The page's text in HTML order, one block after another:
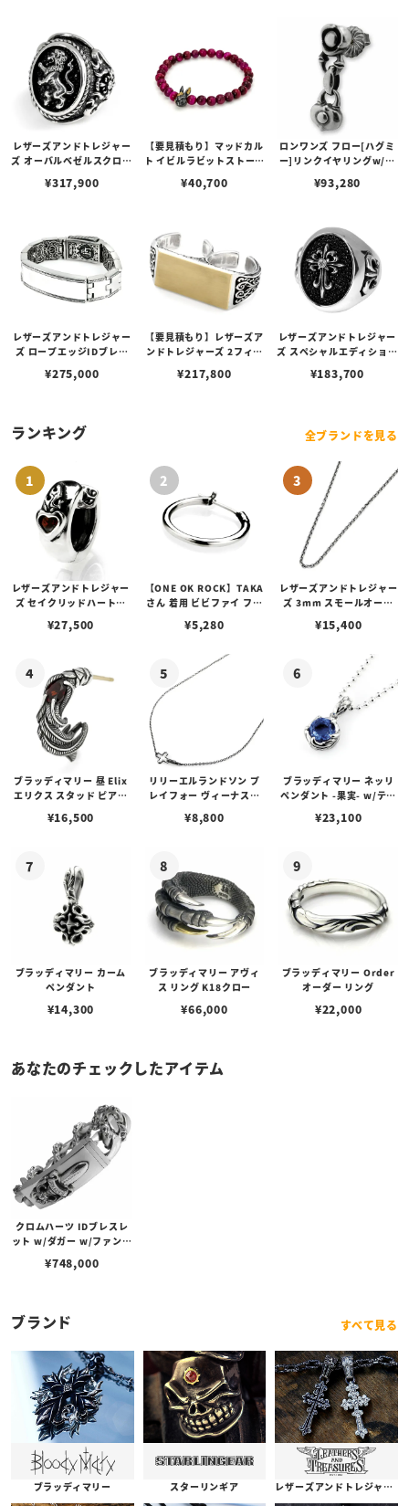
モンドカスタム
レザーズアンドトレジャー
ズ オーバルベゼルスクロー
オン w/ダイヤモンド（サ
¥317,900
【要見積もり】マッドカル
ト イビルラビットストーン
ガーアイ w/ゴールドメル
¥40,700
ロンワンズ フロー[ハグミ
ー]リンクイヤリングw/ハ
¥93,280
レザーズアンドトレジャー
ズ ロープエッジIDブレス
¥275,000
【要見積もり】レザーズア
ンドトレジャーズ 2フィン
ーンプレート
¥217,800
レザーズアンドトレジャー
ズ スペシャルエディション
ュクロス w/ダイヤモンド
¥183,700
ランキング 全ブランドを見る
レザーズアンドトレジャー
ズ セイクリッドハートピ
¥27,500
【ONE OK ROCK】TAKA
さん 着用 ビビファイ フー
¥5,280
レザーズアンドトレジャー
ズ 3mm スモールオーバ
ブスタークラスプ＆LTロ
¥15,400
ブラッディマリー 昼 Elix
エリクス スタッド ピアス
¥16,500
リリーエルランドソン プ
レイフォー ヴィーナスチ
¥8,800
ブラッディマリー ネッリ
ペンダント -果実- w/ティ
¥23,100
ブラッディマリー カーム
ペンダント
¥14,300
ブラッディマリー アヴィ
ス リング K18クロー
¥66,000
ブラッディマリー Order
オーダー リング
¥22,000
あなたのチェックしたアイテム
クロムハーツ IDブレスレ
ット w/ダガー w/ファンシ
ancy link
¥748,000
ブランド すべて見る
ブラッディマリー スターリンギア レザーズアンドトレジャーズ